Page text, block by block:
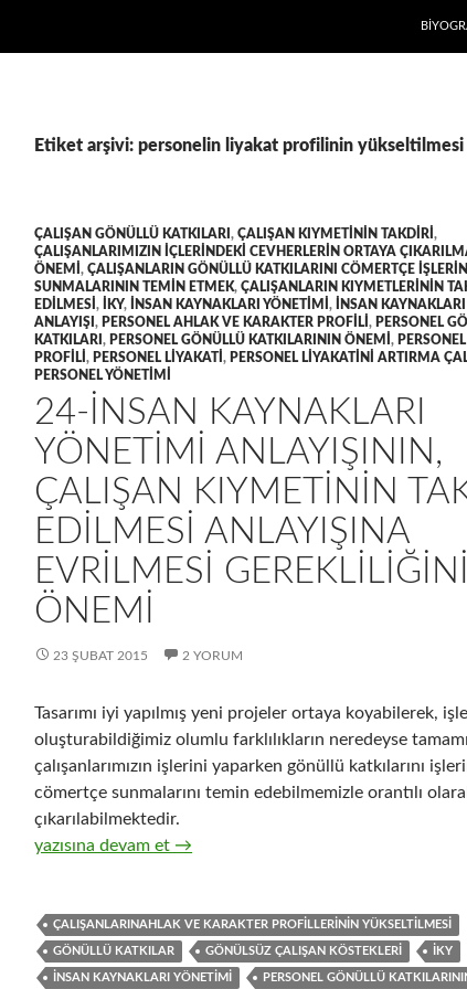
Etiket arşivi: personelin liyakat profilinin yükseltilmesi
ÇALIŞAN GÖNÜLLÜ KATKILARI , ÇALIŞAN KIYMETININ TAKDIRI ,
ÇALIŞANLARIMIZIN IÇLERINDEKI CEVHERLERIN ORTAYA
ÖNEMI , ÇALIŞANLARIN GÖNÜLLÜ KATKILARINI CÖMERTÇE
SUNMALARININ TEMIN ETMEK, ÇALIŞANLARIN KIYMETLERININ
EDILMESI , İKY, INSAN KAYNAKLARI YÖNETIMI ,
INSAN KAYNAKLARI
ANLAYIŞI , PERSONEL AHLAK VE KARAKTER PROFILI , PERSONEL
KATKILARI , PERSONEL GÖNÜLLÜ KATKILARININ ÖNEMI ,
PROFILI , PERSONEL LIYAKATI , PERSONEL LIYAKATINI ARTIRMA
PERSONEL YÖNETIMI
24-İNSAN KAYNAKLARI
YÖNETIMI ANLAYIŞININ,
ÇALIŞAN KIYMETININ
EDILMESI ANLAYIŞINA
EVRILMESI
ÖNEMI
23 ŞUBAT 2015 2 YORUM
Tasarımı iyi yapılmış yeni projeler ortaya koyabilerek,
oluşturabildiğimiz olumlu farklılıkların neredeyse
çalışanlarımızın işlerini yaparken gönüllü katkılarını
cömertçe sunmalarını temin edebilmemizle orantılı
çıkarılabilmektedir.
24-İnsan kaynakları yönetimi anlayışının, çalışan
yazısına devam et →
ÇALIŞANLARINAHLAK VE KARAKTER PROFILLERININ YÜKSELTILMESI
GÖNÜLLÜ KATKILAR GÖNÜLSÜZ ÇALIŞAN KÖSTEKLERI İKY
INSAN KAYNAKLARI YÖNETIMI PERSONEL GÖNÜLLÜ